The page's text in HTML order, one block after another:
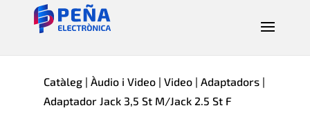
Catàleg| Àudio i Video| Video| Adaptadors|
Adaptador Jack 3,5 St M/Jack 2.5 St F